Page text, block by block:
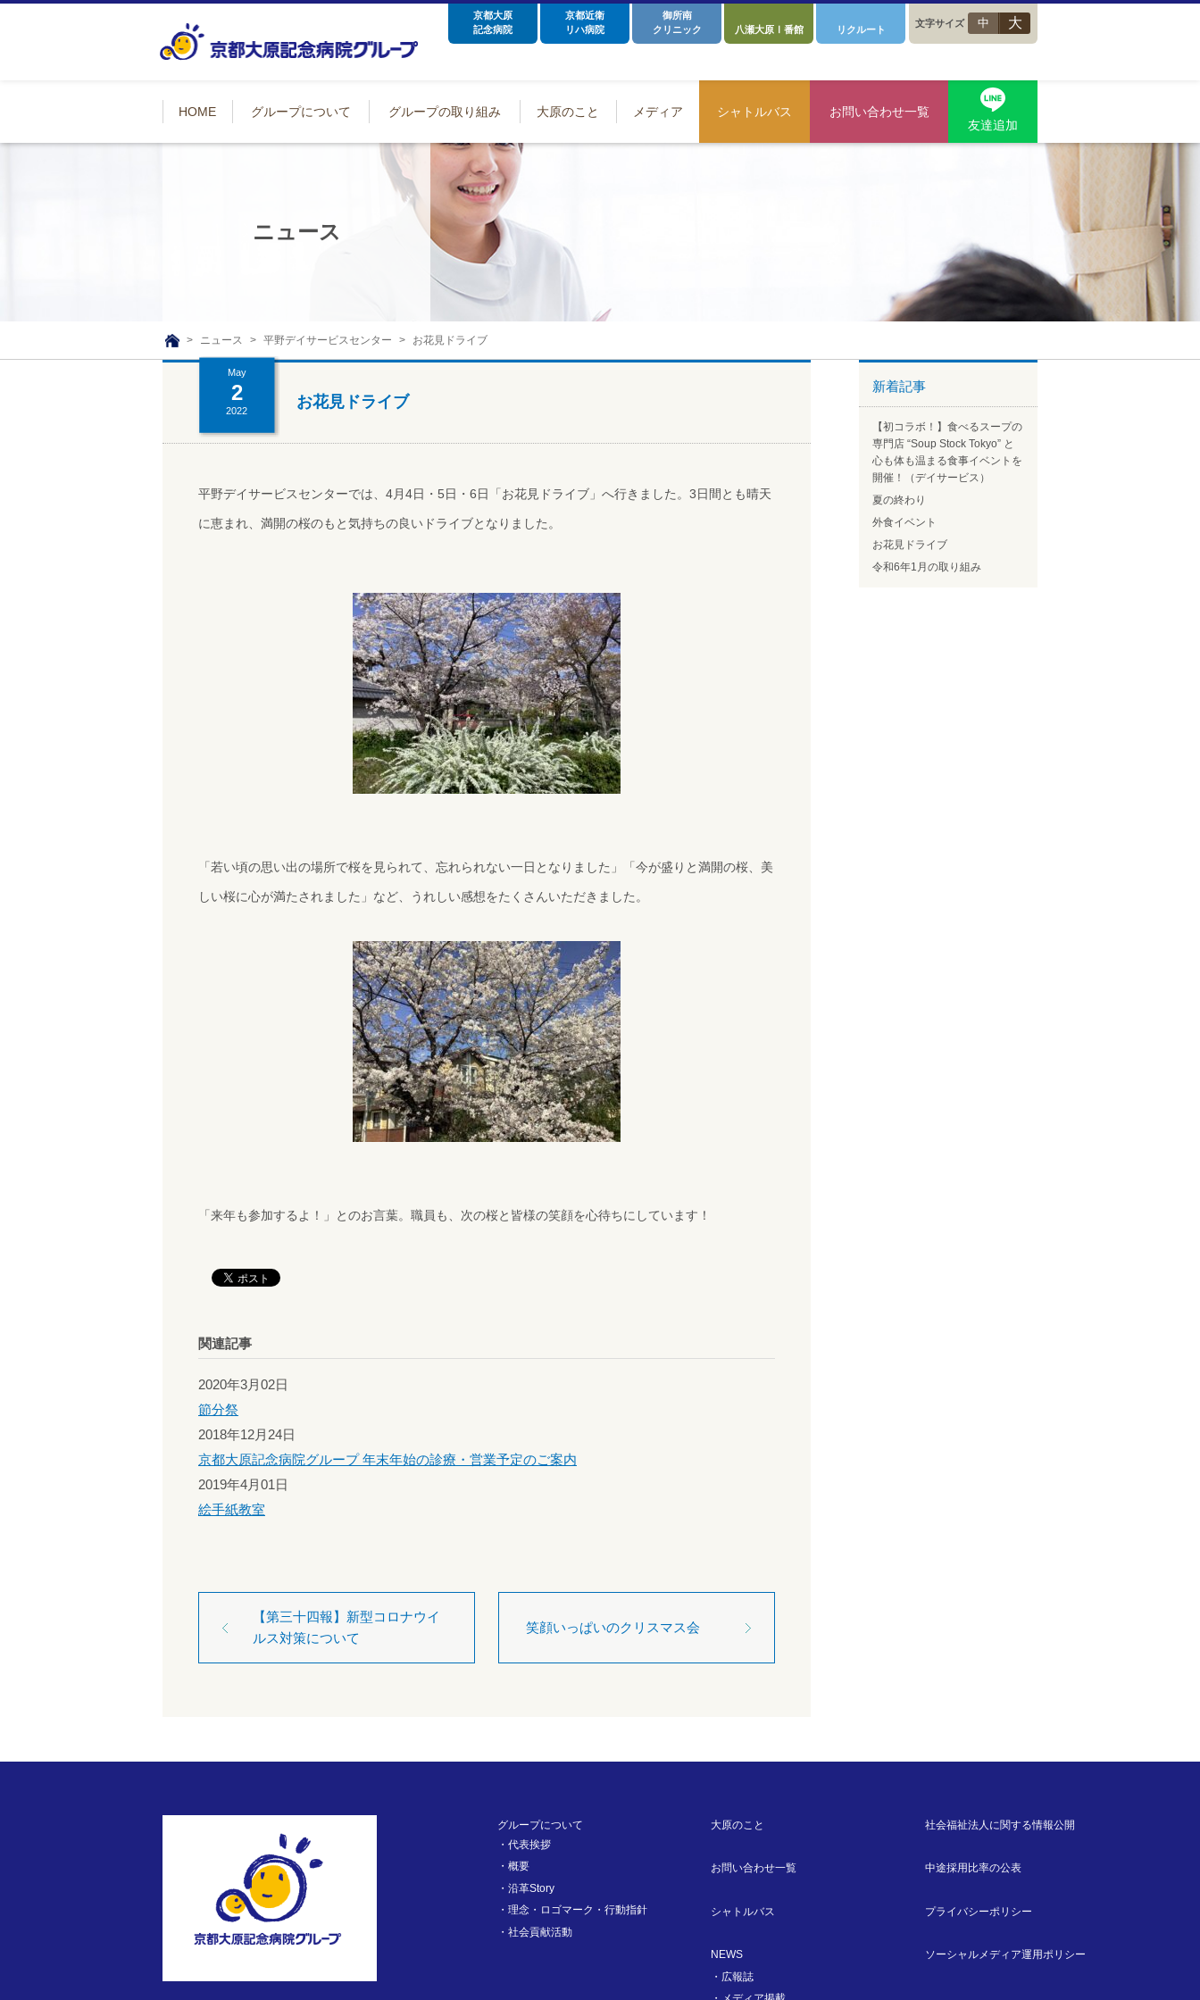
文字サイズ 中 大
HOME グループについて グループの取り組み 大原のこと メディア シャトルバス
お問い合わせ一覧
友達追加
京都大原
記念病院
京都近衛
リハ病院
御所南
クリニック
八瀬大原Ⅰ番館 リクルート
ニュース
TOP
ニュース 平野デイサービスセンター お花見ドライブ
May
2
2022
お花見ドライブ
平野デイサービスセンターでは、4月4日・5日・6日「お花見ドライブ」へ行きました。3日間とも晴天
に恵まれ、満開の桜のもと気持ちの良いドライブとなりました。
「若い頃の思い出の場所で桜を見られて、忘れられない一日となりました」「今が盛りと満開の桜、美
しい桜に心が満たされました」など、うれしい感想をたくさんいただきました。
「来年も参加するよ！」とのお言葉。職員も、次の桜と皆様の笑顔を心待ちにしています！
関連記事
2020年3月02日
節分祭
2018年12月24日
京都大原記念病院グループ 年末年始の診療・営業予定のご案内
2019年4月01日
絵手紙教室
【第三十四報】新型コロナウイ
ルス対策について
笑顔いっぱいのクリスマス会
新着記事
【初コラボ！】食べるスープの
専門店 “Soup Stock Tokyo” と
心も体も温まる食事イベントを
開催！（デイサービス）
夏の終わり
外食イベント
お花見ドライブ
令和6年1月の取り組み
グループについて
代表挨拶
概要
沿革Story
理念・ロゴマーク・行動指針
社会貢献活動
大原のこと
お問い合わせ一覧
シャトルバス
NEWS
広報誌
社会福祉法人に関する情報公開
中途採用比率の公表
プライバシーポリシー
ソーシャルメディア運用ポリシー